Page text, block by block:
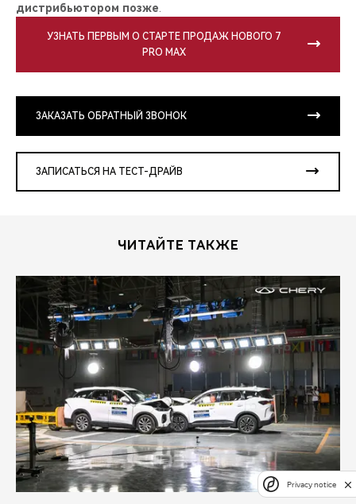
дистрибьютором позже
УЗНАТЬ ПЕРВЫМ О СТАРТЕ ПРОДАЖ НОВОГО 7
PRO MAX
ЗАКАЗАТЬ ОБРАТНЫЙ ЗВОНОК
ЗАПИСАТЬСЯ НА ТЕСТ-ДРАЙВ
ЧИТАЙТЕ ТАКЖЕ
Privacy notice